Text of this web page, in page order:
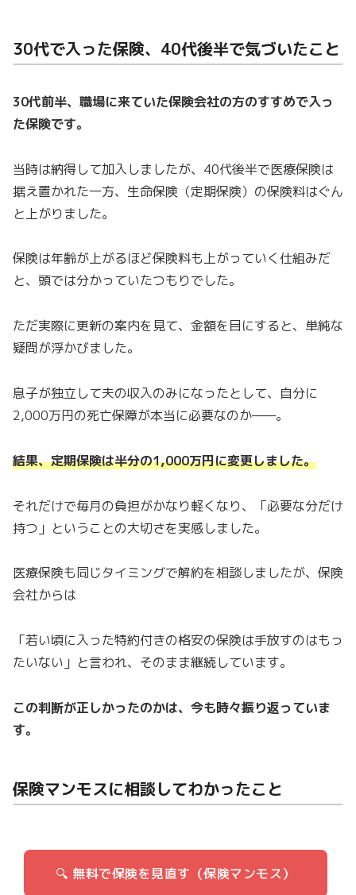
30代で入った保険、40代後半で気づいたこと
30代前半、職場に来ていた保険会社の方のすすめで入っ
た保険です。
当時は納得して加入しましたが、40代後半で医療保険は
据え置かれた一方、生命保険（定期保険）の保険料はぐん
と上がりました。
保険は年齢が上がるほど保険料も上がっていく仕組みだ
と、頭では分かっていたつもりでした。
ただ実際に更新の案内を見て、金額を目にすると、単純な
疑問が浮かびました。
息子が独立して夫の収入のみになったとして、自分に
2,000万円の死亡保障が本当に必要なのか——。
結果、定期保険は半分の1,000万円に変更しました。
それだけで毎月の負担がかなり軽くなり、「必要な分だけ
持つ」ということの大切さを実感しました。
医療保険も同じタイミングで解約を相談しましたが、保険
会社からは
「若い頃に入った特約付きの格安の保険は手放すのはもっ
たいない」と言われ、そのまま継続しています。
この判断が正しかったのかは、今も時々振り返っていま
す。
保険マンモスに相談してわかったこと
🔍 無料で保険を見直す（保険マンモス）